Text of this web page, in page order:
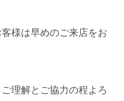
様は早めのご来店をお
理解とご協力の程よろ